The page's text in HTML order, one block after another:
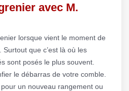
avec M.
lorsque vient le moment de
que c’est là où les
sont posés le plus souvent.
le débarras de votre comble.
un nouveau rangement ou